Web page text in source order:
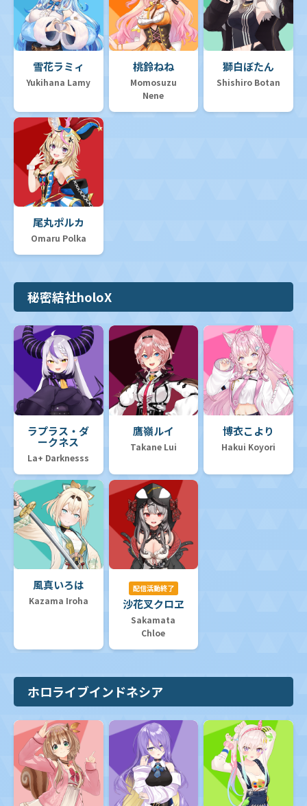
雪花ラミィ
Yukihana Lamy
桃鈴ねね
Momosuzu
Nene
獅白ぼたん
Shishiro Botan
尾丸ポルカ
Omaru Polka
秘密結社holoX
ラプラス・ダ
ークネス
La+ Darknesss
鷹嶺ルイ
Takane Lui
博衣こより
Hakui Koyori
風真いろは
Kazama Iroha
配信活動終了
沙花叉クロヱ
Sakamata
Chloe
ホロライブインドネシア